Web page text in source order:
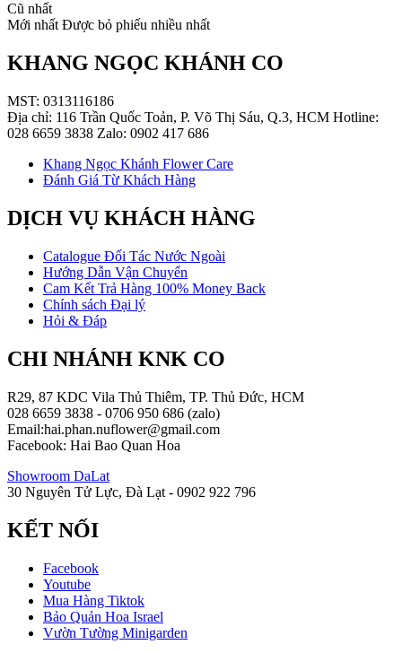
Cũ nhất
Mới nhất Được bỏ phiếu nhiều nhất
KHANG NGỌC KHÁNH CO
MST: 0313116186
Địa chỉ: 116 Trần Quốc Toản, P. Võ Thị Sáu, Q.3, HCM Hotline:
028 6659 3838 Zalo: 0902 417 686
Khang Ngọc Khánh Flower Care
Đánh Giá Từ Khách Hàng
DỊCH VỤ KHÁCH HÀNG
Catalogue Đối Tác Nước Ngoài
Hướng Dẫn Vận Chuyển
Cam Kết Trả Hàng 100% Money Back
Chính sách Đại lý
Hỏi & Đáp
CHI NHÁNH KNK CO
R29, 87 KDC Vila Thủ Thiêm, TP. Thủ Đức, HCM
028 6659 3838 - 0706 950 686 (zalo)
Email:hai.phan.nuflower@gmail.com
Facebook: Hai Bao Quan Hoa
Showroom DaLat
30 Nguyên Tử Lực, Đà Lạt - 0902 922 796
KẾT NỐI
Facebook
Youtube
Mua Hàng Tiktok
Bảo Quản Hoa Israel
Vườn Tường Minigarden